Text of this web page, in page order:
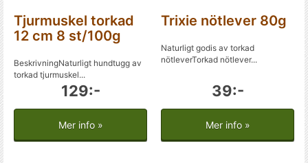
Tjurmuskel torkad
12 cm 8 st/100g
BeskrivningNaturligt hundtugg av
torkad tjurmuskel...
129:-
Mer info »
Trixie nötlever 80g
Naturligt godis av torkad
nötleverTorkad nötlever...
39:-
Mer info »